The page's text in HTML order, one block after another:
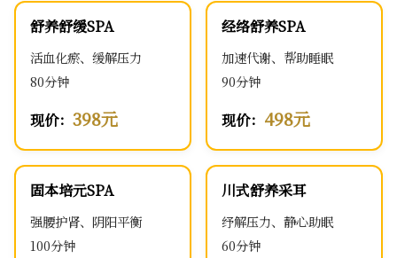
舒养舒缓SPA
活血化瘀、缓解压力
80分钟
现价： 398元
经络舒养SPA
加速代谢、帮助睡眠
90分钟
现价： 498元
固本培元SPA
强腰护肾、阴阳平衡
100分钟
川式舒养采耳
纾解压力、静心助眠
60分钟